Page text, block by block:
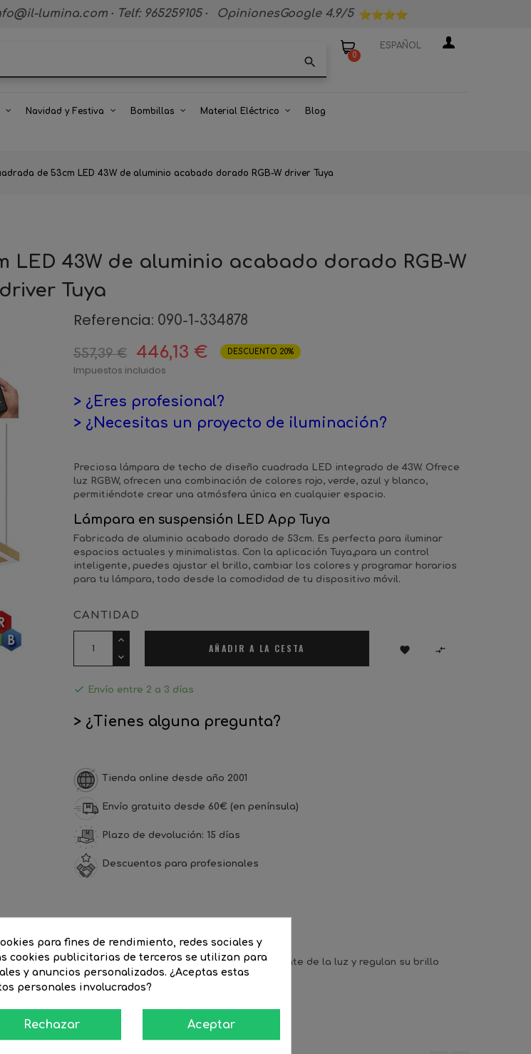
lumina.com · Telf: 965259105 · OpinionesGoogle 4.9/5
search 0
ESPAÑOL
Navidad y Festiva Bombillas Material Eléctrico Blog
de 53cm LED 43W de aluminio acabado dorado RGB-W driver Tuya
43W de aluminio acabado dorado RGB-W
driver Tuya
Referencia: 090-1-334878
557,39 € 446,13 € DESCUENTO 20%
Impuestos incluidos
> ¿Eres profesional?
> ¿Necesitas un proyecto de iluminación?
Preciosa lámpara de techo de diseño cuadrada LED integrado de 43W. Ofrece
luz RGBW, ofrecen una combinación de colores rojo, verde, azul y blanco,
permitiéndote crear una atmósfera única en cualquier espacio.
Lámpara en suspensión LED App Tuya
Fabricada de aluminio acabado dorado de 53cm. Es perfecta para iluminar
espacios actuales y minimalistas. Con la aplicación Tuya,para un control
inteligente, puedes ajustar el brillo, cambiar los colores y programar horarios
para tu lámpara, todo desde la comodidad de tu dispositivo móvil.
CANTIDAD
AÑADIR A LA CESTA  
 Envío entre 2 a 3 días
> ¿Tienes alguna pregunta?
Tienda online desde año 2001
Envío gratuito desde 60€ (en península)
Plazo de devolución: 15 días
Descuentos para profesionales
2 y Push. Estas tecnologías ofrecen un control inteligente de la luz y regulan su brillo
La Misma Categoría:
para fines de rendimiento, redes sociales y
cookies publicitarias de terceros se utilizan para
y anuncios personalizados. ¿Aceptas estas
personales involucrados?
Rechazar Aceptar